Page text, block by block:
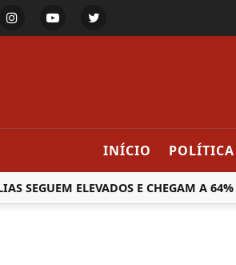
INÍCIO POLÍTICA
ELEVADOS E CHEGAM A 64%